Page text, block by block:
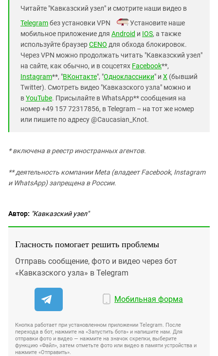
Читайте "Кавказский узел" и смотрите наши видео в
Telegramбез установки VPN
. Установите наше
мобильное приложение для Android и IOS, а также
используйте браузерCENO для обхода блокировок.
Через VPN можно продолжать читать "Кавказский узел"
на сайте, как обычно, и в соцсетях Facebook**,
Instagram**, "ВКонтакте", "Одноклассники" и X (бывший
Twitter). Смотреть видео "Кавказского узла" можно и
вYouTube. Присылайте в WhatsApp** сообщения на
номер +49 157 72317856, в Telegram – на тот же номер
или пишите по адресу @Caucasian_Knot.
* включена в реестр иностранных агентов.
** деятельность компании Meta (владеет Facebook, Instagram
и WhatsApp) запрещена в России.
Автор: "Кавказский узел"
Гласность помогает решить проблемы
Отправь сообщение, фото и видео через бот
«Кавказского узла» в Telegram
Мобильная форма
Кнопка работает при установленном приложении Telegram. После
перехода в бот, нажмите на «Запустить бота» и напишите нам. Для
отправки фото и видео — нажмите на значок скрепки, выберите
функцию «Файл», затем отметьте фото или видео в памяти устройства и
нажмите «Отправить».